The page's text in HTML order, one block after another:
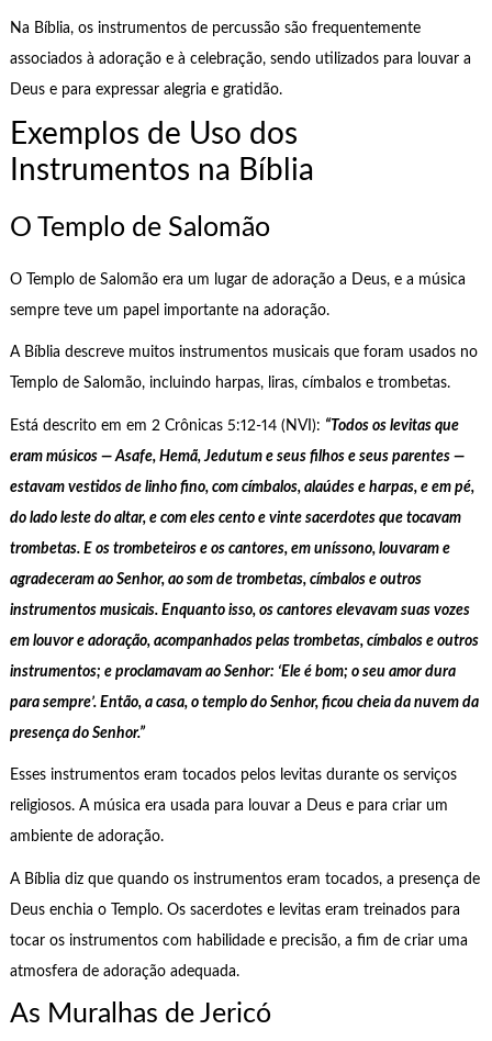
Na Bíblia, os instrumentos de percussão são frequentemente
associados à adoração e à celebração, sendo utilizados para louvar a
Deus e para expressar alegria e gratidão.
Exemplos de Uso dos
Instrumentos na Bíblia
O Templo de Salomão
O Templo de Salomão era um lugar de adoração a Deus, e a música
sempre teve um papel importante na adoração.
A Bíblia descreve muitos instrumentos musicais que foram usados no
Templo de Salomão, incluindo harpas, liras, címbalos e trombetas.
Está descrito em em 2 Crônicas 5:12-14 (NVI): “Todos os levitas que
eram músicos — Asafe, Hemã, Jedutum e seus filhos e seus parentes —
estavam vestidos de linho fino, com címbalos, alaúdes e harpas, e em pé,
do lado leste do altar, e com eles cento e vinte sacerdotes que tocavam
trombetas. E os trombeteiros e os cantores, em uníssono, louvaram e
agradeceram ao Senhor, ao som de trombetas, címbalos e outros
instrumentos musicais. Enquanto isso, os cantores elevavam suas vozes
em louvor e adoração, acompanhados pelas trombetas, címbalos e outros
instrumentos; e proclamavam ao Senhor: ‘Ele é bom; o seu amor dura
para sempre’. Então, a casa, o templo do Senhor, ficou cheia da nuvem da
presença do Senhor.”
Esses instrumentos eram tocados pelos levitas durante os serviços
religiosos. A música era usada para louvar a Deus e para criar um
ambiente de adoração.
A Bíblia diz que quando os instrumentos eram tocados, a presença de
Deus enchia o Templo. Os sacerdotes e levitas eram treinados para
tocar os instrumentos com habilidade e precisão, a fim de criar uma
atmosfera de adoração adequada.
As Muralhas de Jericó